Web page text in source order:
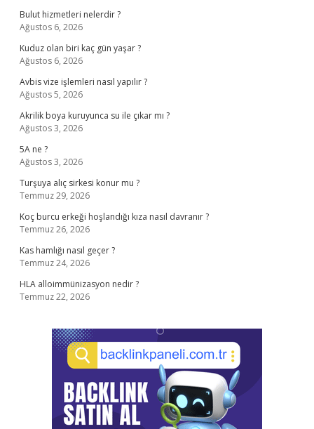
Bulut hizmetleri nelerdir ?
Ağustos 6, 2026
Kuduz olan biri kaç gün yaşar ?
Ağustos 6, 2026
Avbis vize işlemleri nasıl yapılır ?
Ağustos 5, 2026
Akrilik boya kuruyunca su ile çıkar mı ?
Ağustos 3, 2026
5A ne ?
Ağustos 3, 2026
Turşuya alıç sirkesi konur mu ?
Temmuz 29, 2026
Koç burcu erkeği hoşlandığı kıza nasıl davranır ?
Temmuz 26, 2026
Kas hamlığı nasıl geçer ?
Temmuz 24, 2026
HLA alloimmünizasyon nedir ?
Temmuz 22, 2026